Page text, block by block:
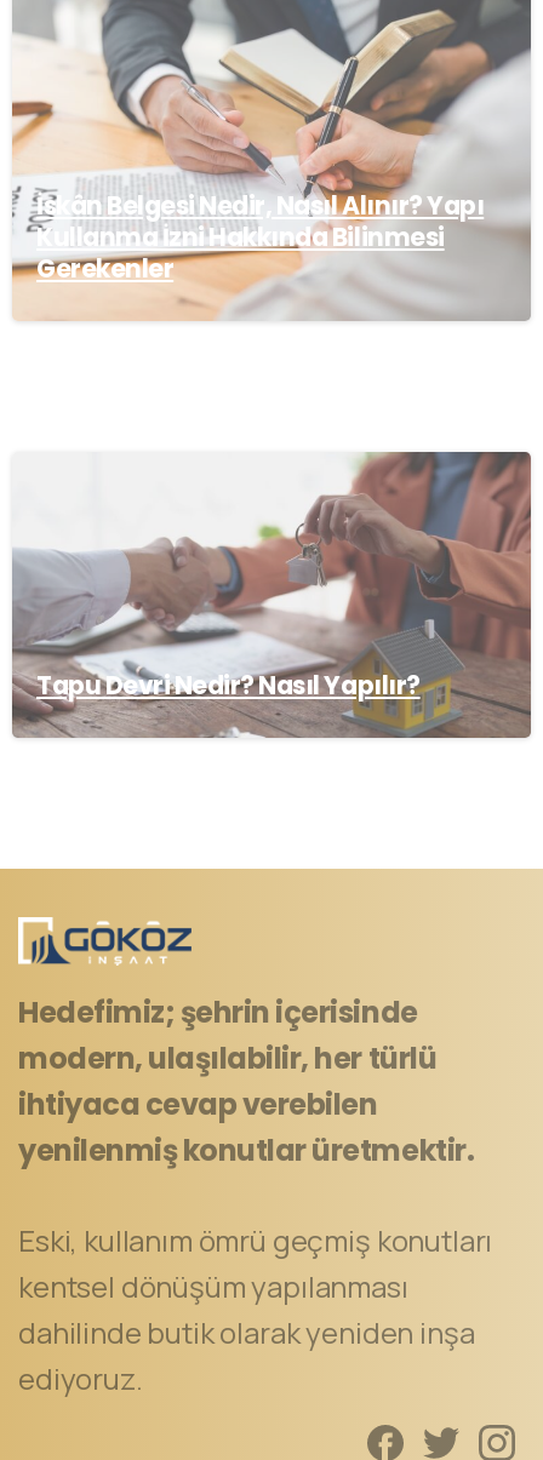
İskân Belgesi Nedir, Nasıl Alınır? Yapı
Kullanma İzni Hakkında Bilinmesi
Gerekenler
Tapu Devri Nedir? Nasıl Yapılır?
Hedefimiz; şehrin içerisinde
modern, ulaşılabilir, her türlü
ihtiyaca cevap verebilen
yenilenmiş konutlar üretmektir.
Eski, kullanım ömrü geçmiş konutları
kentsel dönüşüm yapılanması
dahilinde butik olarak yeniden inşa
ediyoruz.